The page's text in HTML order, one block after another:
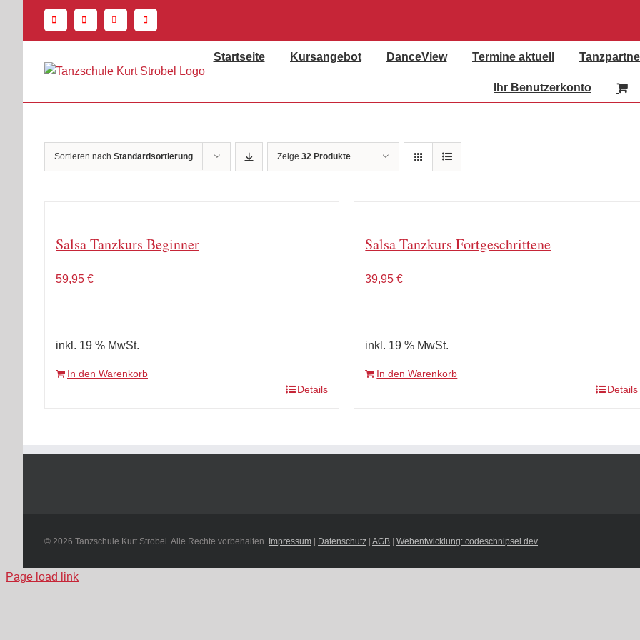
springen
Startseite Kursangebot DanceView Termine aktuell
Ihr Benutzerkonto
Sortieren nach Standardsortierung Zeige 32 Produkte
Salsa Tanzkurs Beginner
59,95 €
inkl. 19 % MwSt.
In den Warenkorb
Details
Salsa Tanzkurs Fortgeschrittene
39,95€
inkl. 19 % MwSt.
In den Warenkorb
Details
© 2026 Tanzschule Kurt Strobel. Alle Rechte vorbehalten. Impressum Datenschutz AGB Webentwicklung: codeschnipsel.dev
Page load link